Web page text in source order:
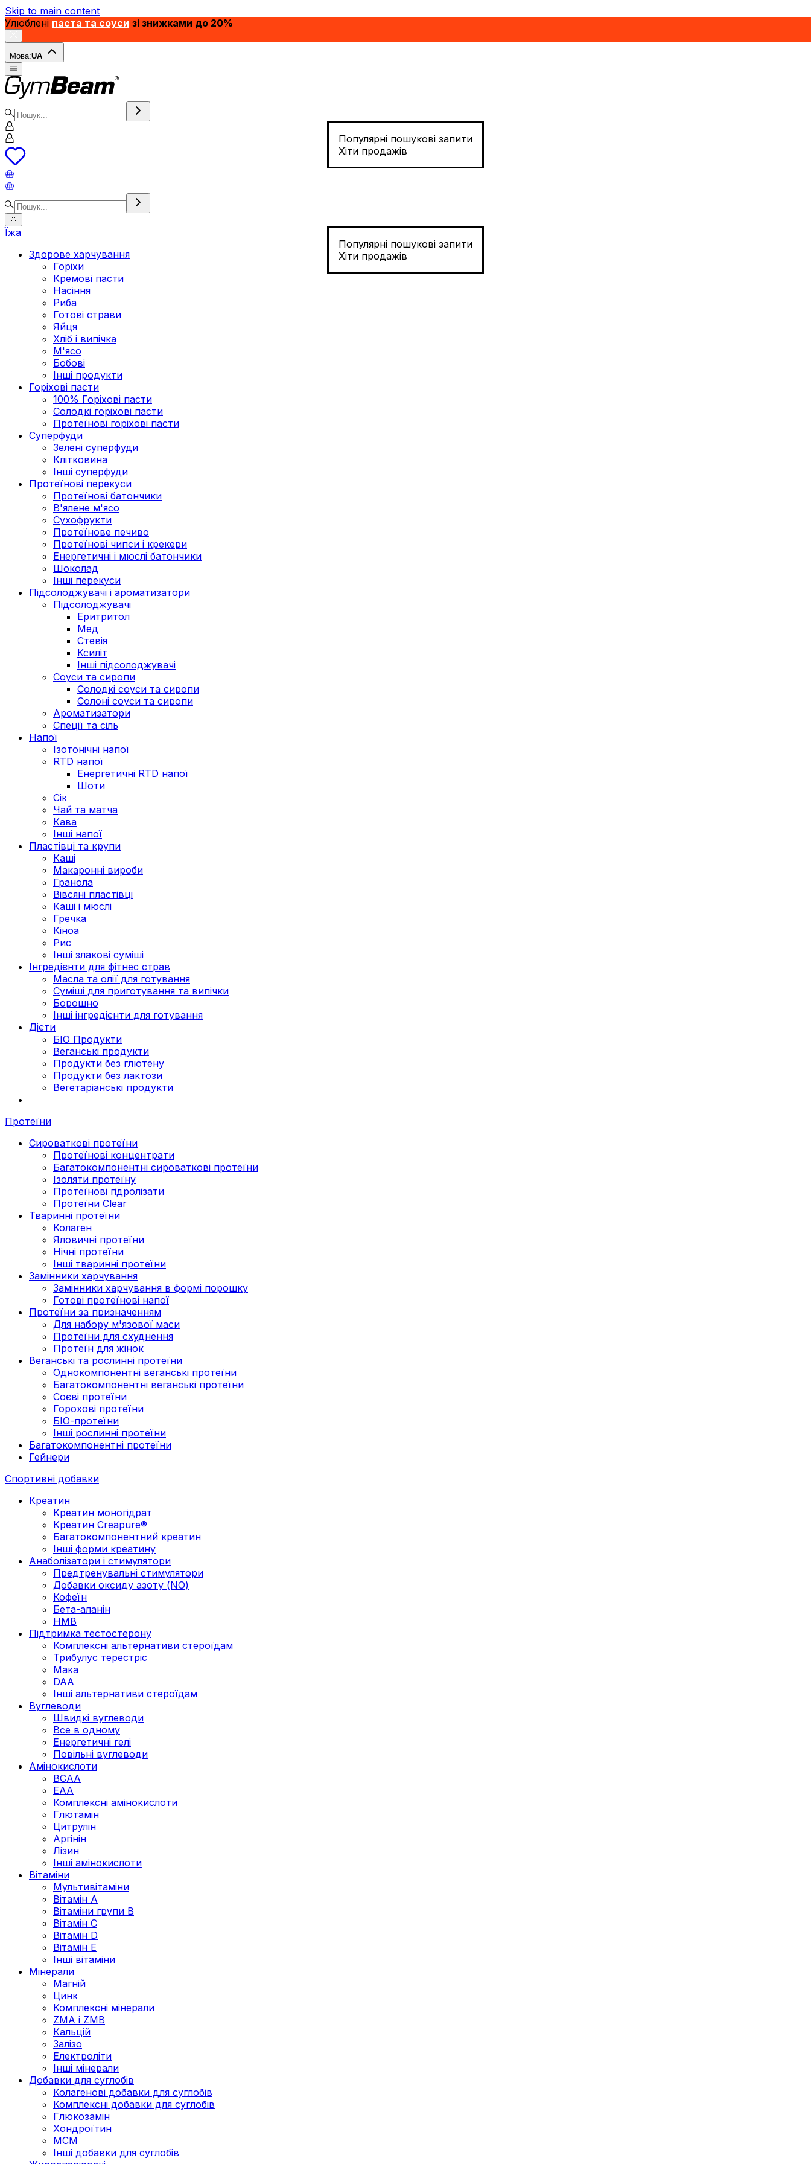
Skip to main content
Улюблені паста та соуси зі знижками до 20%
Мова:UA
Популярні пошукові запити
Хіти продажів
Популярні пошукові запити
Хіти продажів
Їжа
Здорове харчування
Горіхи
Кремові пасти
Насіння
Риба
Готові страви
Яйця
Хліб і випічка
М'ясо
Бобові
Інші продукти
Горіхові пасти
100% Горіхові пасти
Солодкі горіхові пасти
Протеїнові горіхові пасти
Суперфуди
Зелені суперфуди
Клітковина
Інші суперфуди
Протеїнові перекуси
Протеїнові батончики
В'ялене м'ясо
Сухофрукти
Протеїнове печиво
Протеїнові чипси і крекери
Енергетичні і мюслі батончики
Шоколад
Інші перекуси
Підсолоджувачі і ароматизатори
Підсолоджувачі
Еритритол
Мед
Стевія
Ксиліт
Інші підсолоджувачі
Соуси та сиропи
Солодкі соуси та сиропи
Солоні соуси та сиропи
Ароматизатори
Спеції та сіль
Напої
Ізотонічні напої
RTD напої
Енергетичні RTD напої
Шоти
Сік
Чай та матча
Кава
Інші напої
Пластівці та крупи
Каші
Макаронні вироби
Гранола
Вівсяні пластівці
Каші і мюслі
Гречка
Кіноа
Рис
Інші злакові суміші
Інгредієнти для фітнес страв
Масла та олії для готування
Суміші для приготування та випічки
Борошно
Інші інгредієнти для готування
Дієти
БІО Продукти
Веганські продукти
Продукти без глютену
Продукти без лактози
Вегетаріанські продукти
Протеїни
Сироваткові протеїни
Протеїнові концентрати
Багатокомпонентні сироваткові протеїни
Ізоляти протеїну
Протеїнові гідролізати
Протеїни Clear
Тваринні протеїни
Колаген
Яловичні протеїни
Нічні протеїни
Інші тваринні протеїни
Замінники харчування
Замінники харчування в формі порошку
Готові протеїнові напої
Протеїни за призначенням
Для набору м'язової маси
Протеїни для схуднення
Протеїн для жінок
Веганські та рослинні протеїни
Однокомпонентні веганські протеїни
Багатокомпонентні веганські протеїни
Cоєві протеїни
Горохові протеїни
БІО-протеїни
Інші рослинні протеїни
Багатокомпонентні протеїни
Гейнери
Спортивні добавки
Креатин
Креатин моногідрат
Креатин Creapure®
Багатокомпонентний креатин
Інші форми креатину
Анаболізатори і стимулятори
Предтренувальні стимулятори
Добавки оксиду азоту (NO)
Кофеїн
Бета-аланін
HMB
Підтримка тестостерону
Комплексні альтернативи стероїдам
Трибулус терестріс
Мака
DAA
Інші альтернативи стероїдам
Вуглеводи
Швидкі вуглеводи
Все в одному
Енергетичні гелі
Повільні вуглеводи
Амінокислоти
BCAA
EAA
Комплексні амінокислоти
Глютамін
Цитрулін
Аргінін
Лізин
Інші амінокислоти
Вітаміни
Мультивітаміни
Вітамін А
Вітаміни групи В
Вітамін C
Вітамін D
Вітамін Е
Інші вітаміни
Мінерали
Магній
Цинк
Комплексні мінерали
ZMA і ZMB
Кальцій
Залізо
Електроліти
Інші мінерали
Добавки для суглобів
Колагенові добавки для суглобів
Комплексні добавки для суглобів
Глюкозамін
Хондроїтин
МСМ
Інші добавки для суглобів